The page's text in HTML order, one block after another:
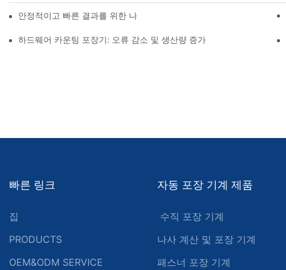
안정적이고 빠른 결과를 위한 나사 카운팅 포장기
하드웨어 카운팅 포장기: 오류 감소 및 생산량 증가
빠른 링크
집
PRODUCTS
OEM&ODM SERVICE
자동 포장 기계 제품
수직 포장 기계
나사 계산 및 포장 기계
패스너 포장 기계